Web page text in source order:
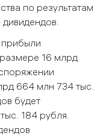
по результатам
16 млрд
664 млн 734 тыс.
будет
184 рубля.